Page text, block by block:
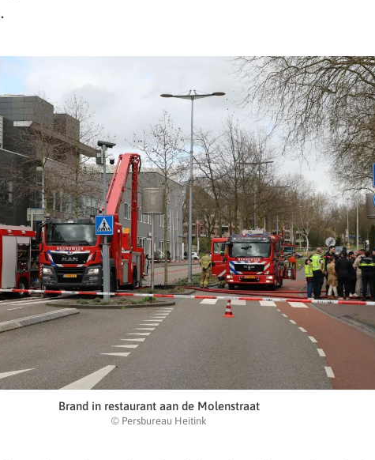
Brand in restaurant aan de Molenstraat
© Persbureau Heitink